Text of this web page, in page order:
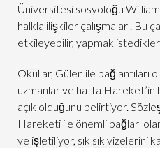
Üniversitesi sosyoloğu
halkla ilişkiler çalışmaları. Bu
etkileyebilir, yapmak
Okullar, Gülen ile bağlantıları
uzmanlar ve hatta Hareket’in
açık olduğunu belirtiyor.
Hareketi ile önemli bağları
ve işletiliyor, sık sık vizelerini